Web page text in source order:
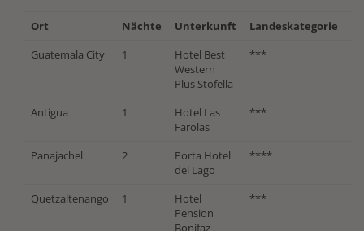
Ort Nächte Unterkunft
Landeskategorie
Guatemala City
1
Hotel Best
Western
Plus Stofella
***
Antigua 1
Hotel Las
Farolas
***
Panajachel 2
Porta Hotel
del Lago
****
Quetzaltenango 1
Hotel
Pension
Bonifaz
***